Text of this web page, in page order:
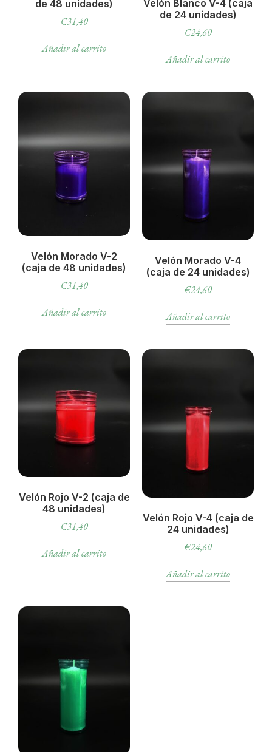
de 48 unidades)
€31,40
Añadir al carrito
Velón Blanco V-4 (caja
de 24 unidades)
€24,60
Añadir al carrito
Velón Morado V-2
(caja de 48 unidades)
€31,40
Añadir al carrito
Velón Morado V-4
(caja de 24 unidades)
€24,60
Añadir al carrito
Velón Rojo V-2 (caja de
48 unidades)
€31,40
Añadir al carrito
Velón Rojo V-4 (caja de
24 unidades)
€24,60
Añadir al carrito